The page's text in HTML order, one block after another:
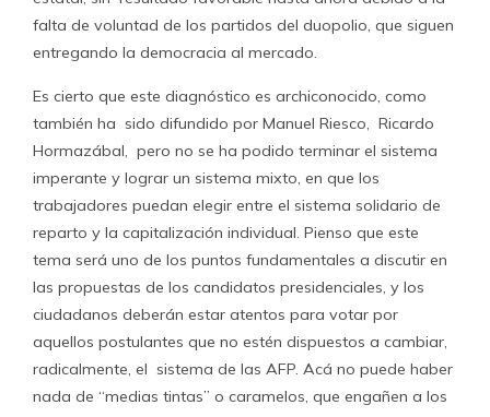
falta de voluntad de los partidos del duopolio, que siguen
entregando la democracia al mercado.
Es cierto que este diagnóstico es archiconocido, como
también ha sido difundido por Manuel Riesco, Ricardo
Hormazábal, pero no se ha podido terminar el sistema
imperante y lograr un sistema mixto, en que los
trabajadores puedan elegir entre el sistema solidario de
reparto y la capitalización individual. Pienso que este
tema será uno de los puntos fundamentales a discutir en
las propuestas de los candidatos presidenciales, y los
ciudadanos deberán estar atentos para votar por
aquellos postulantes que no estén dispuestos a cambiar,
radicalmente, el sistema de las AFP. Acá no puede haber
nada de “medias tintas” o caramelos, que engañen a los